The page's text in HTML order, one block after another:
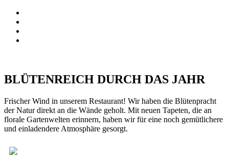
BLÜTENREICH DURCH DAS JAHR
Frischer Wind in unserem Restaurant! Wir haben die Blütenpracht
der Natur direkt an die Wände geholt. Mit neuen Tapeten, die an
florale Gartenwelten erinnern, haben wir für eine noch gemütlichere
und einladendere Atmosphäre gesorgt.